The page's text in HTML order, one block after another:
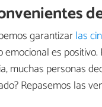
garantizarlas
es
muchas personas
Repasemos las